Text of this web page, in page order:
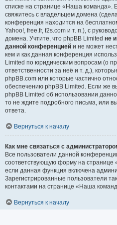
списке на странице «Наша команда».
свяжитесь с владельцем домена
конференция находится на
Yahoo!, free.fr, f2s.com и т. п.), с
домена. Учтите, что phpBB Limited не
данной конференцией и не может
кем и как данная конференция
Limited по юридическим вопросам (о
ответственности за неё и т. д.),
phpBB.com или которые частично
обеспечению phpBB Limited. Если же
phpBB Limited об использовании
то не ждите подробного письма, или
ответа.
Вернуться к началу
Как мне связаться с
Все пользователи данной
соответствующую форму на странице
если данная функция включена
Зарегистрированные пользователи
контактами на странице «Наша
Вернуться к началу